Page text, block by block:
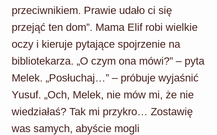
przeciwnikiem. Prawie udało ci się
przejąć ten dom”. Mama Elif robi wielkie
oczy i kieruje pytające spojrzenie na
bibliotekarza. „O czym ona mówi?” – pyta
Melek. „Posłuchaj…” – próbuje wyjaśnić
Yusuf. „Och, Melek, nie mów mi, że nie
wiedziałaś? Tak mi przykro… Zostawię
was samych, abyście mogli